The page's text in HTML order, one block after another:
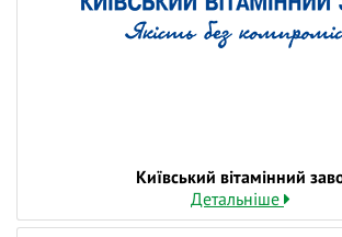
лікування, щоб своєчасно реагувати
ускладненням.
кульшовому суглобах;
✅ алгоритм диференційної
Київський вітамінний
Детальніше